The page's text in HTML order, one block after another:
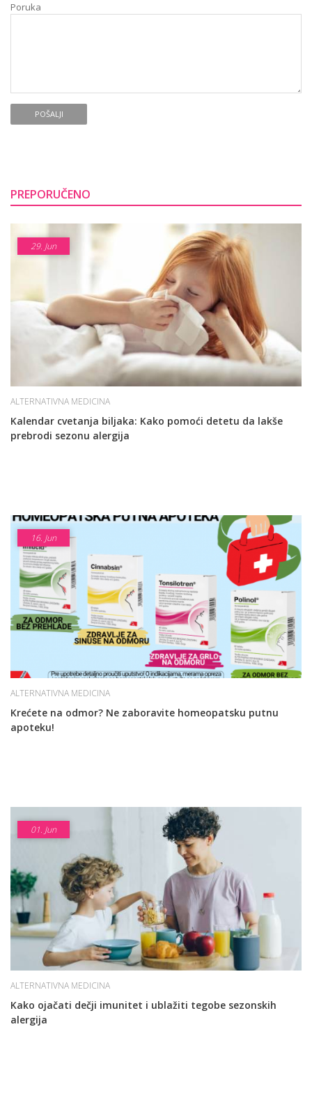
Poruka
POŠALJI
PREPORUČENO
29. Jun
ALTERNATIVNA MEDICINA
Kalendar cvetanja biljaka: Kako pomoći detetu da lakše
prebrodi sezonu alergija
16. Jun
ALTERNATIVNA MEDICINA
Krećete na odmor? Ne zaboravite homeopatsku putnu
apoteku!
01. Jun
ALTERNATIVNA MEDICINA
Kako ojačati dečji imunitet i ublažiti tegobe sezonskih
alergija